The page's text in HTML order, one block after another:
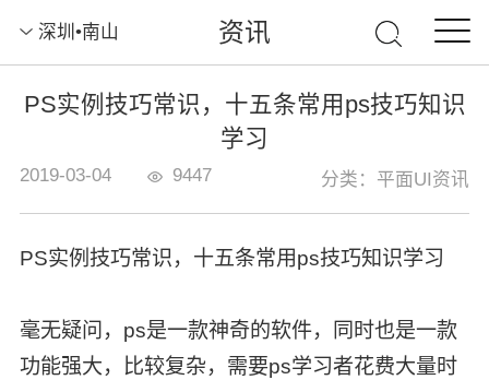
深圳•南山 资讯
PS实例技巧常识，十五条常用ps技巧知识
学习
2019-03-04 9447 分类：平面UI资讯
PS实例技巧常识，十五条常用ps技巧知识学习
毫无疑问，ps是一款神奇的软件，同时也是一款
功能强大，比较复杂，需要ps学习者花费大量时